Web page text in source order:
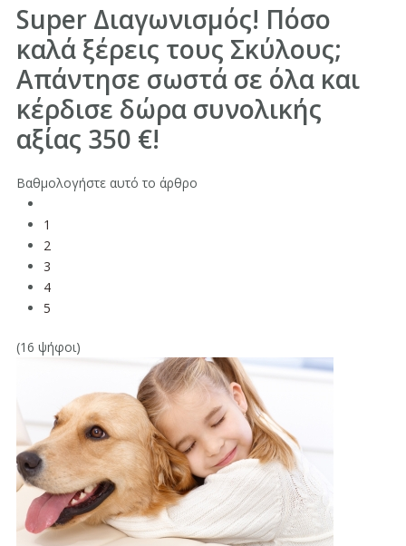
Super Διαγωνισμός! Πόσο
καλά ξέρεις τους Σκύλους;
Απάντησε σωστά σε όλα και
κέρδισε δώρα συνολικής
αξίας 350 €!
Βαθμολογήστε αυτό το άρθρο
1
2
3
4
5
(16 ψήφοι)